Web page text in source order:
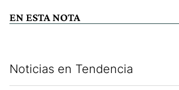
EN ESTA NOTA
Noticias en Tendencia